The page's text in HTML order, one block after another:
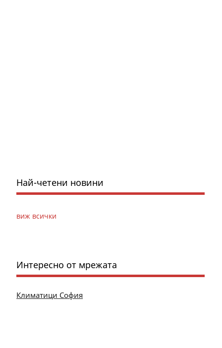
Най-четени новини
виж всички
Интересно от мрежата
Климатици София